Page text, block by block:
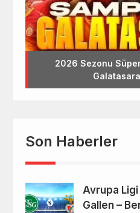
2026 Sezonu
Son Haberler
Avrupa
Gallen –